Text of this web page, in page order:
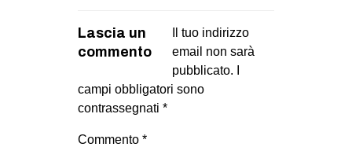
Lascia un
commento
Il tuo indirizzo
email non sarà
pubblicato.
campi obbligatori sono
contrassegnati *
Commento *